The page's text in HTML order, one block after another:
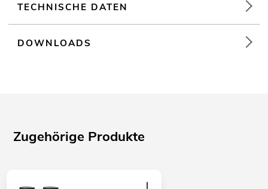
TECHNISCHE DATEN
DOWNLOADS
Zugehörige Produkte